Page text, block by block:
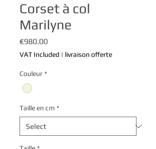
Corset à col
Marilyne
€980.00Price
VAT Included | livraison offerte
Couleur *
Taille en cm *